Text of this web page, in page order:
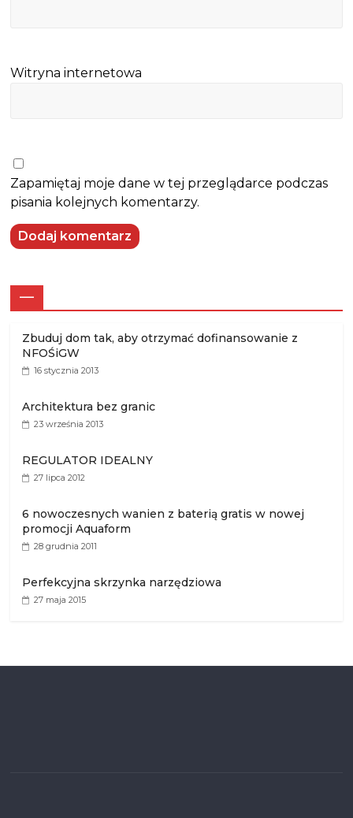
Witryna internetowa
Zapamiętaj moje dane w tej przeglądarce podczas
pisania kolejnych komentarzy.
—
Zbuduj dom tak, aby otrzymać dofinansowanie z
NFOŚiGW
16 stycznia 2013
Architektura bez granic
23 września 2013
REGULATOR IDEALNY
27 lipca 2012
6 nowoczesnych wanien z baterią gratis w nowej
promocji Aquaform
28 grudnia 2011
Perfekcyjna skrzynka narzędziowa
27 maja 2015